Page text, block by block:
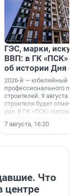
ГЭС, марки,
ВВП: в ГК «ПСК»
об истории Дня
2026-й — юбилейный
профессионального
строителей. 9 августа
строителя будет
раз. В ГК «ПСК»
поменялась роль
7 августа, 16:20
Что
центре